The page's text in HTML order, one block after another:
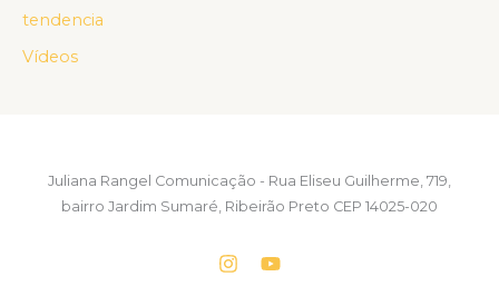
tendencia
Vídeos
Juliana Rangel Comunicação - Rua Eliseu Guilherme, 719,
bairro Jardim Sumaré, Ribeirão Preto CEP 14025-020